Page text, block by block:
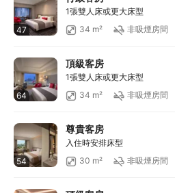
47
1張雙人床或更大床型
34 m²
非吸煙房間
64
頂級客房
1張雙人床或更大床型
34 m²
非吸煙房間
54
尊貴客房
入住時安排床型
30 m²
非吸煙房間